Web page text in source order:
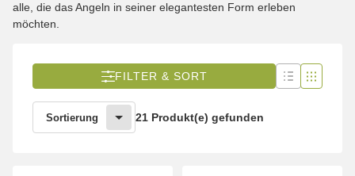
alle, die das Angeln in seiner elegantesten Form erleben
möchten.
FILTER & SORT
Sortierung 21 Produkt(e) gefunden